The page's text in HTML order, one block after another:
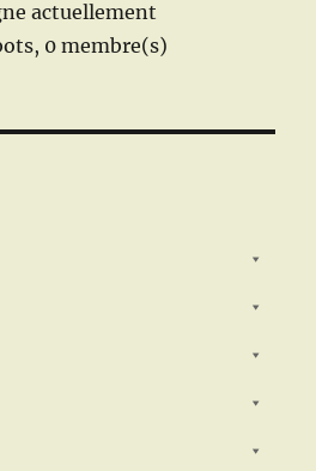
actuellement
0 membre(s)